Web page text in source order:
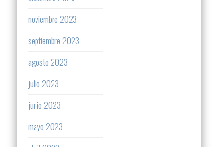
noviembre 2023
septiembre 2023
agosto 2023
julio 2023
junio 2023
mayo 2023